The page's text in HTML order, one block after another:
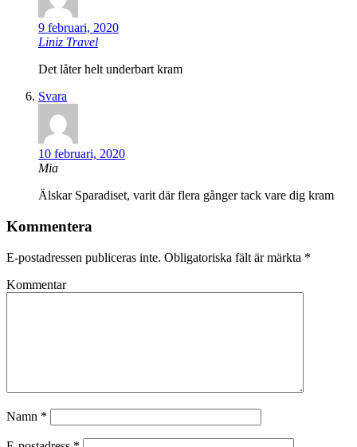
9 februari, 2020
Liniz Travel
Det låter helt underbart kram
Svara
10 februari, 2020
Mia
Älskar Sparadiset, varit där flera gånger tack vare dig kram
Kommentera
E-postadressen publiceras inte. Obligatoriska fält är märkta *
Kommentar
Namn *